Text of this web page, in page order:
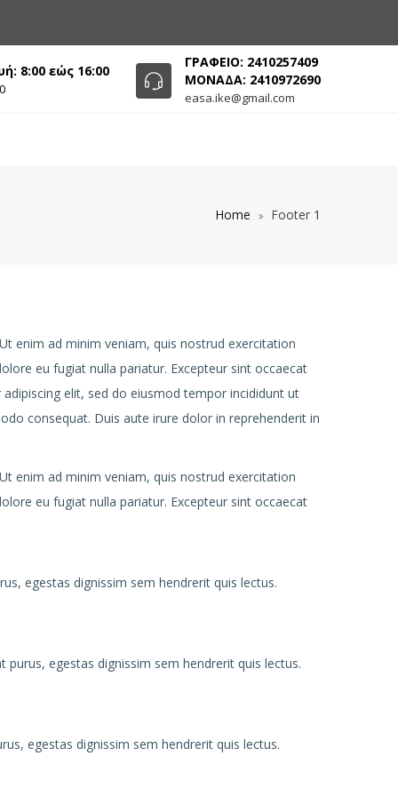
8:00 εώς 16:00
ΓΡΑΦΕΙΟ: 2410257409
ΜΟΝΑΔΑ: 2410972690
easa.ike@gmail.com
Home Footer 1
enim ad minim veniam, quis nostrud exercitation
eu fugiat nulla pariatur. Excepteur sint occaecat
elit, sed do eiusmod tempor incididunt ut
consequat. Duis aute irure dolor in reprehenderit in
enim ad minim veniam, quis nostrud exercitation
eu fugiat nulla pariatur. Excepteur sint occaecat
egestas dignissim sem hendrerit quis lectus.
egestas dignissim sem hendrerit quis lectus.
egestas dignissim sem hendrerit quis lectus.